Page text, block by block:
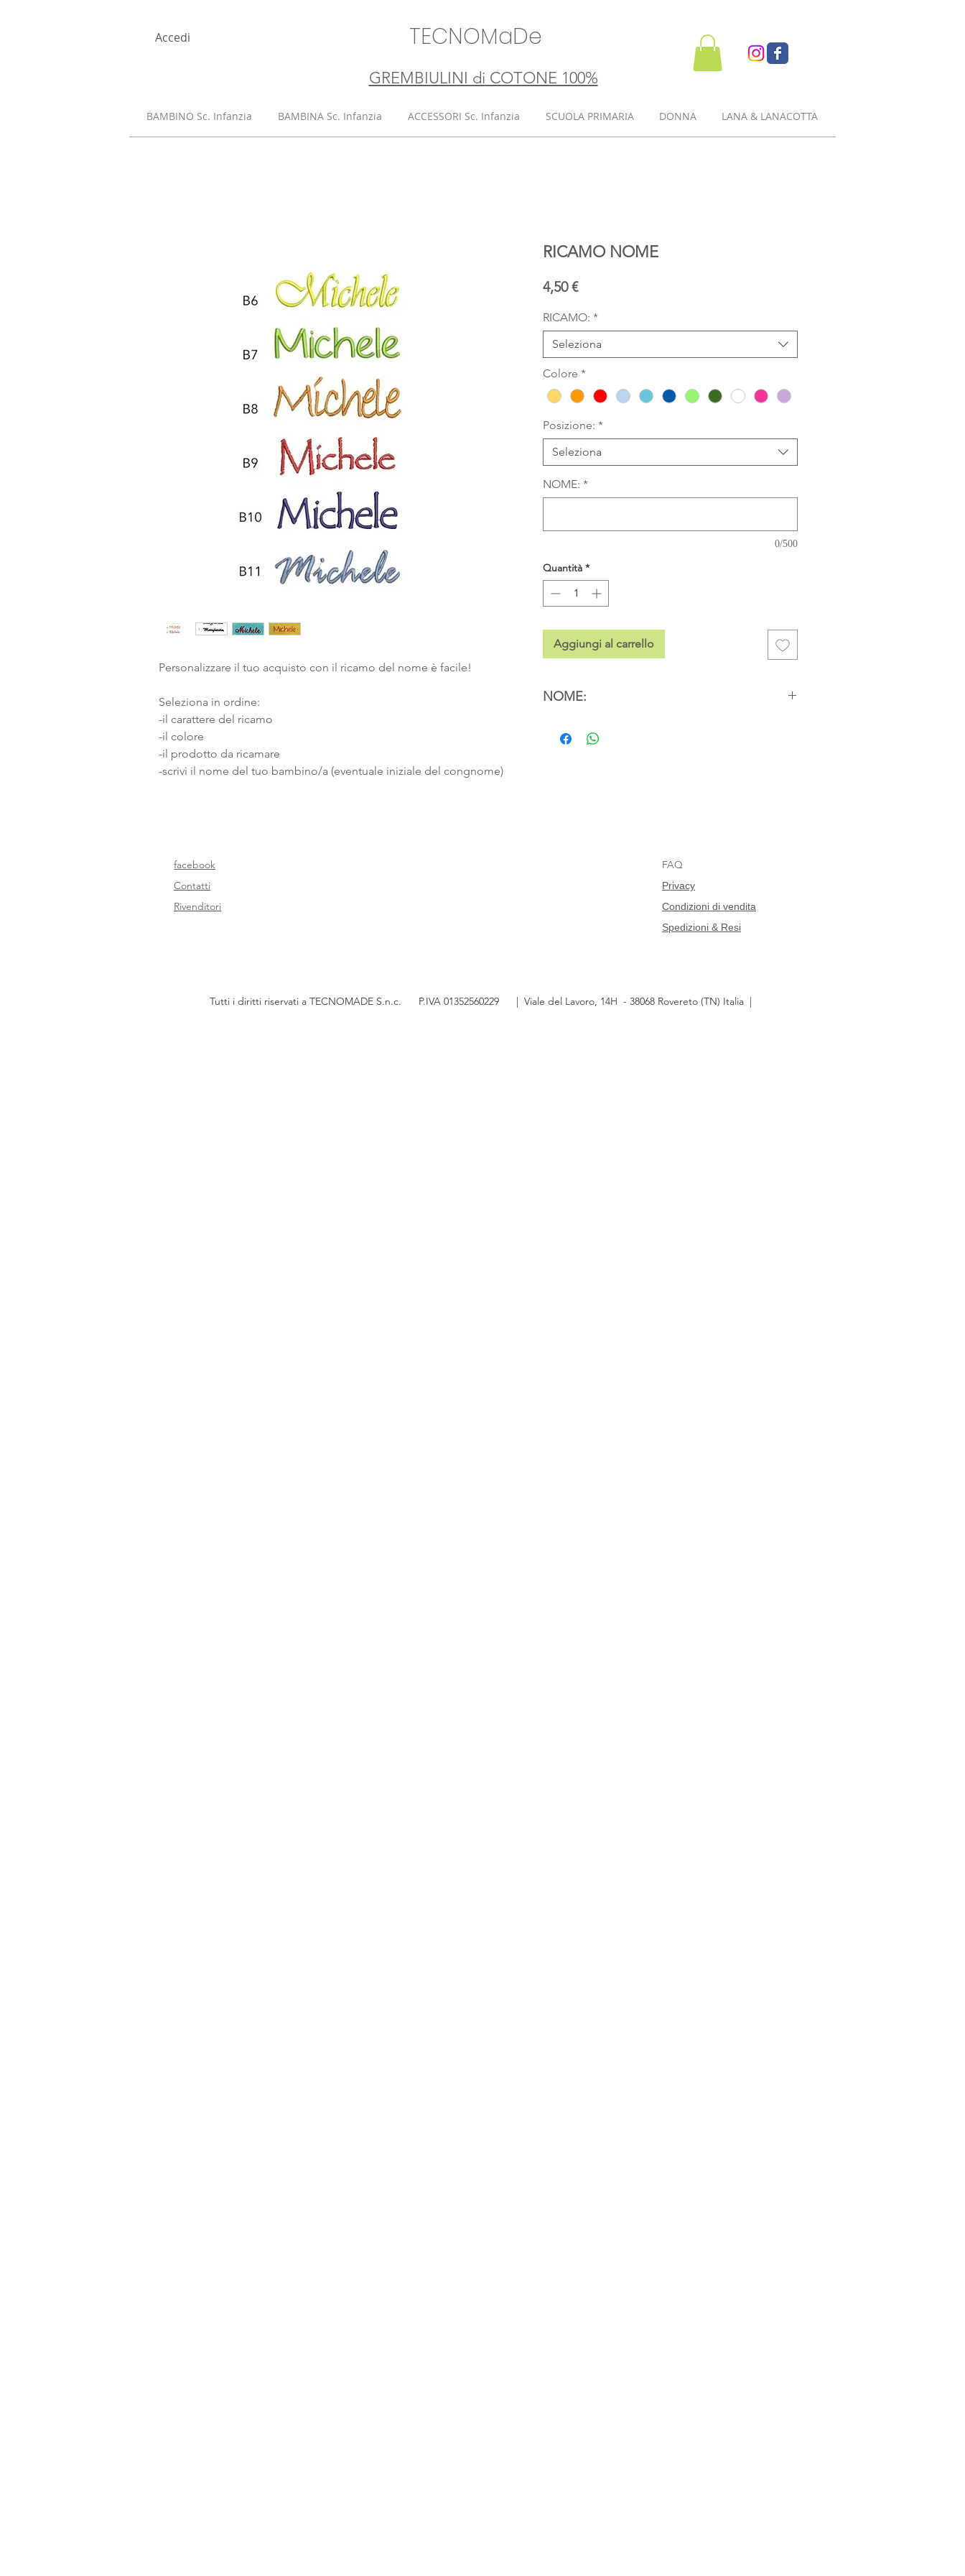
Accedi TECNOMaDe
GREMBIULINI di ​ COTONE 100%
BAMBINO Sc. Infanzia BAMBINA Sc. Infanzia ACCESSORI Sc. Infanzia SCUOLA PRIMARIA DONNA LANA & LANACOTTA
Personalizzare il tuo acquisto con il ricamo del nome è facile!
Seleziona in ordine:
-il carattere del ricamo
-il colore
-il prodotto da ricamare
-scrivi il nome del tuo bambino/a (eventuale iniziale del congnome)
RICAMO NOME
4,50 €Prezzo
RICAMO: *
Seleziona
Colore *
Posizione: *
Seleziona
NOME: *
0/500
Quantità *
Aggiungi al carrello
NOME:
facebook
Contatti
Rivenditori
FAQ
Privacy
Condizioni di vendita
Spedizioni & Resi
Tutti i diritti riservati a TECNOMADE S.n.c. P.IVA 01352560229 | Viale del Lavoro, 14H - 38068 Rovereto (TN) Italia |